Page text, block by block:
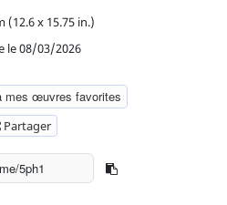
(12.6 x 15.75 in.)
le 08/03/2026
mes œuvres favorites
Partager